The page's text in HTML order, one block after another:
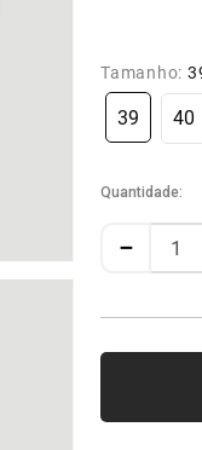
Tamanho:
39 40
Quantidade
－